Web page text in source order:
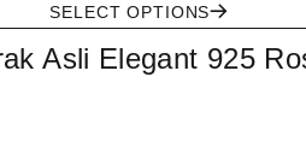
SELECT OPTIONS
Asli Elegant 925